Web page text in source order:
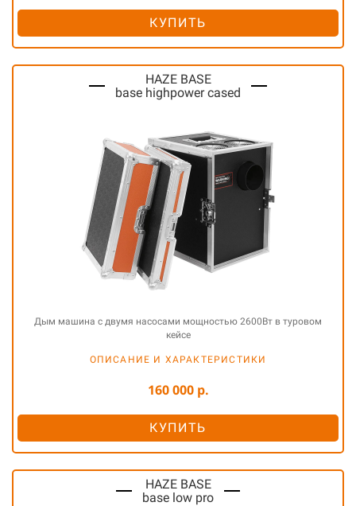
КУПИТЬ
HAZE BASE
base highpower cased
Дым машина с двумя насосами мощностью 2600Вт в туровом
кейсе
ОПИСАНИЕ И ХАРАКТЕРИСТИКИ
160 000 р.
КУПИТЬ
HAZE BASE
base low pro